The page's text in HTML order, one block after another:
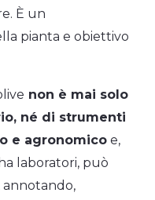
È un
pianta e obiettivo
non è mai solo
né di strumenti
e agronomico e,
laboratori, può
annotando,